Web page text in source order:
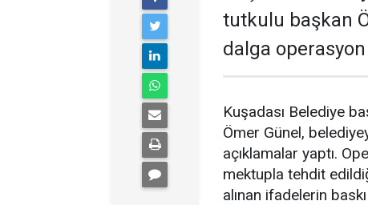
tutkulu başkan
dalga operasyon
Kuşadası Belediye
Ömer Günel,
açıklamalar yaptı.
mektupla tehdit
alınan ifadelerin